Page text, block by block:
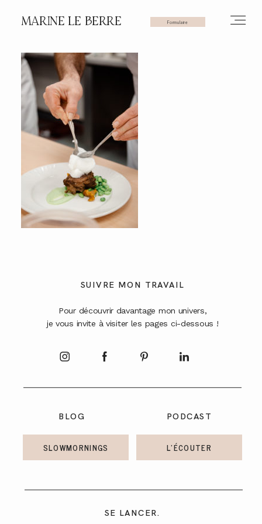
MARINE LE BERRE Formulaire
BLOG
SE LANCER.
SUIVRE MON TRAVAIL
SLOWMORNINGS
Pour découvrir davantage mon univers,
je vous invite à visiter les pages ci-dessous !
PODCAST
L'ÉCOUTER
HOME
PHOTOS
VIDÉOS
SERVICES
CONTACT